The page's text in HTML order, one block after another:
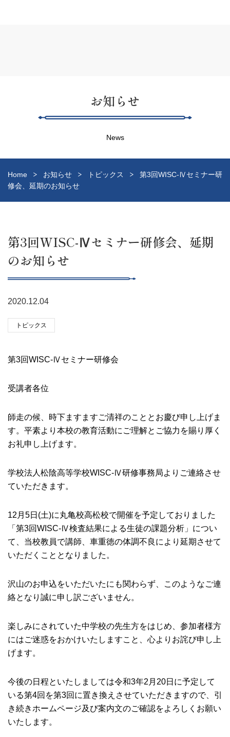
お知らせ
News
Home お知らせ トピックス
第3回WISC-Ⅳセミナー研
修会、延期のお知らせ
第3回WISC-Ⅳセミナー研修会、延期
のお知らせ
2020.12.04
トピックス
第3回WISC-Ⅳセミナー研修会
受講者各位
師走の候、時下ますますご清祥のこととお慶び申し上げま
す。平素より本校の教育活動にご理解とご協力を賜り厚く
お礼申し上げます。
学校法人松陰高等学校WISC-Ⅳ研修事務局よりご連絡させ
ていただきます。
12月5日(土)に丸亀校高松校で開催を予定しておりました
「第3回WISC-Ⅳ検査結果による生徒の課題分析」につい
て、当校教員で講師、車重徳の体調不良により延期させて
いただくこととなりました。
沢山のお申込をいただいたにも関わらず、このようなご連
絡となり誠に申し訳ございません。
楽しみにされていた中学校の先生方をはじめ、参加者様方
にはご迷惑をおかけいたしますこと、心よりお詫び申し上
げます。
今後の日程といたしましては令和3年2月20日に予定して
いる第4回を第3回に置き換えさせていただきますので、引
き続きホームページ及び案内文のご確認をよろしくお願い
いたします。